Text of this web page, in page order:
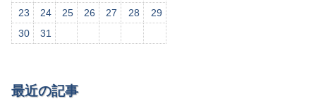
23 24 25 26 27 28
29
30
31
最近の記事